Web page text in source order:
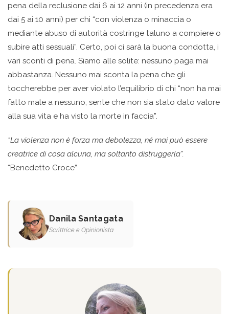
pena della reclusione dai 6 ai 12 anni (in precedenza era
dai 5 ai 10 anni) per chi “con violenza o minaccia o
mediante abuso di autorità costringe taluno a compiere o
subire atti sessuali”. Certo, poi ci sarà la buona condotta, i
vari sconti di pena. Siamo alle solite: nessuno paga mai
abbastanza. Nessuno mai sconta la pena che gli
toccherebbe per aver violato l’equilibrio di chi “non ha mai
fatto male a nessuno, sente che non sia stato dato valore
alla sua vita e ha visto la morte in faccia”.
“La violenza non è forza ma debolezza, né mai può essere
creatrice di cosa alcuna, ma soltanto distruggerla”.
“Benedetto Croce”
Danila Santagata
Scrittrice e Opinionista